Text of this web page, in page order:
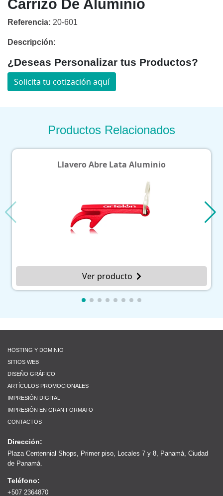
Carrizo De Aluminio
Referencia: 20-601
Descripción:
¿Deseas Personalizar tus Productos?
Solicita tu cotización aquí
Productos Relacionados
Llavero Abre Lata Aluminio
Ver producto
HOSTING Y DOMINIO
SITIOS WEB
DISEÑO GRÁFICO
ARTÍCULOS PROMOCIONALES
IMPRESIÓN DIGITAL
IMPRESIÓN EN GRAN FORMATO
CONTACTOS
Dirección:
Plaza Centennial Shops, Primer piso, Locales 7 y 8, Panamá, Ciudad
de Panamá.
Teléfono:
+507 2364870